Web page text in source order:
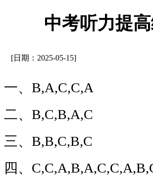
中考听力提
[日期：2025-05-15]
一、B,A,C,C,A
二、B,C,B,A,C
三、B,B,C,B,C
四、